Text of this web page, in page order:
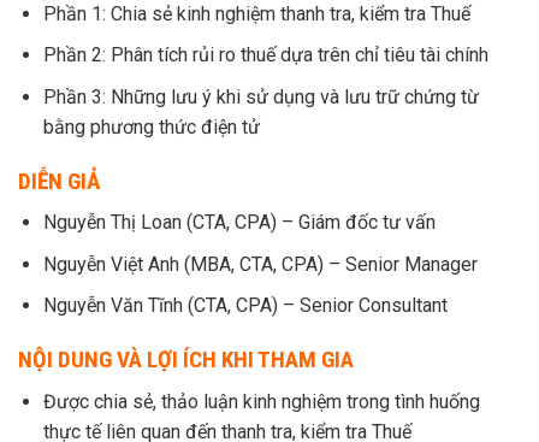
Phần 1: Chia sẻ kinh nghiệm thanh tra, kiểm tra Thuế
Phần 2: Phân tích rủi ro thuế dựa trên chỉ tiêu tài chính
Phần 3: Những lưu ý khi sử dụng và lưu trữ chứng từ
bằng phương thức điện tử
DIỄN GIẢ
Nguyễn Thị Loan (CTA, CPA) – Giám đốc tư vấn
Nguyễn Việt Anh (MBA, CTA, CPA) – Senior Manager
Nguyễn Văn Tĩnh (CTA, CPA) – Senior Consultant
NỘI DUNG VÀ LỢI ÍCH KHI THAM GIA
Được chia sẻ, thảo luận kinh nghiệm trong tình huống
thực tế liên quan đến thanh tra, kiểm tra Thuế